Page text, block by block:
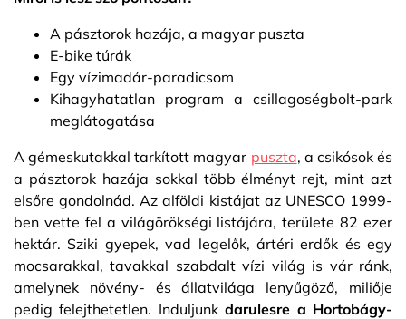
A pásztorok hazája, a magyar puszta
E-bike túrák
Egy vízimadár-paradicsom
Kihagyhatatlan program a csillagoségbolt-park
meglátogatása
A gémeskutakkal tarkított magyar puszta, a csikósok és
a pásztorok hazája sokkal több élményt rejt, mint azt
elsőre gondolnád. Az alföldi kistájat az UNESCO 1999-
ben vette fel a világörökségi listájára, területe 82 ezer
hektár. Sziki gyepek, vad legelők, ártéri erdők és egy
mocsarakkal, tavakkal szabdalt vízi világ is vár ránk,
amelynek növény- és állatvilága lenyűgöző, miliője
pedig felejthetetlen. Induljunkdarulesre a Hortobágy-